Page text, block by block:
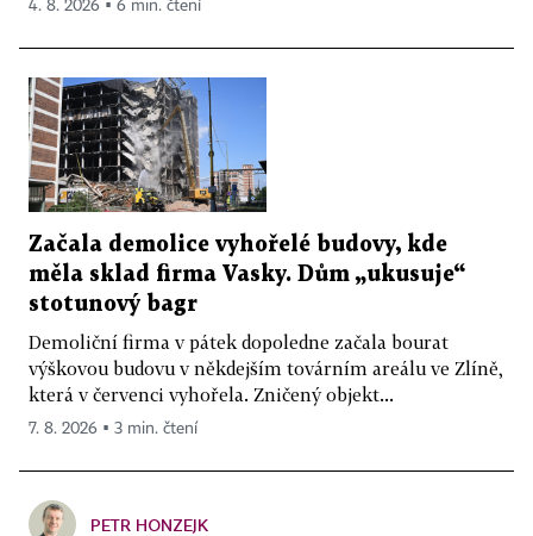
4. 8. 2026 ▪ 6 min. čtení
Začala demolice vyhořelé budovy, kde
měla sklad firma Vasky. Dům „ukusuje“
stotunový bagr
Demoliční firma v pátek dopoledne začala bourat
výškovou budovu v někdejším továrním areálu ve Zlíně,
která v červenci vyhořela. Zničený objekt...
7. 8. 2026 ▪ 3 min. čtení
PETR HONZEJK